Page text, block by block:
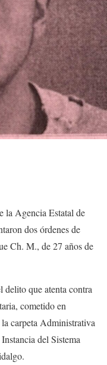
la Agencia Estatal de
dos órdenes de
Ch. M., de 27 años de
delito que atenta contra
cometido en
carpeta Administrativa
del Sistema